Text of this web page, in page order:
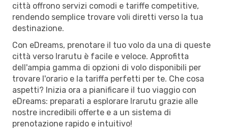
città offrono servizi comodi e tariffe competitive,
rendendo semplice trovare voli diretti verso la tua
destinazione.
Con eDreams, prenotare il tuo volo da una di queste
città verso Irarutu è facile e veloce. Approfitta
dell'ampia gamma di opzioni di volo disponibili per
trovare l'orario e la tariffa perfetti per te. Che cosa
aspetti? Inizia ora a pianificare il tuo viaggio con
eDreams: preparati a esplorare Irarutu grazie alle
nostre incredibili offerte e a un sistema di
prenotazione rapido e intuitivo!